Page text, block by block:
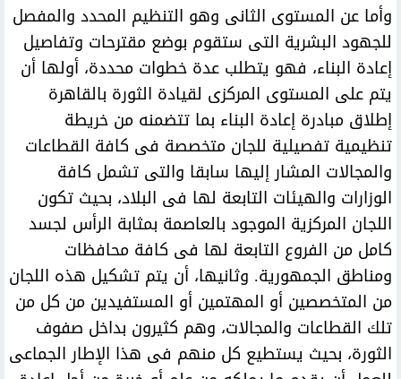
وأما عن المستوى الثانى وهو التنظيم المحدد والمفصل
للجهود البشرية التى ستقوم بوضع مقترحات وتفاصيل
إعادة البناء، فهو يتطلب عدة خطوات محددة، أولها أن
يتم على المستوى المركزى لقيادة الثورة بالقاهرة
إطلاق مبادرة إعادة البناء بما تتضمنه من خريطة
تنظيمية تفصيلية للجان متخصصة فى كافة القطاعات
والمجالات المشار إليها سابقا والتى تشمل كافة
الوزارات والهيئات التابعة لها فى البلاد، بحيث تكون
اللجان المركزية الموجود بالعاصمة بمثابة الرأس لجسد
كامل من الفروع التابعة لها فى كافة محافظات
ومناطق الجمهورية. وثانيها، أن يتم تشكيل هذه اللجان
من المتخصصين أو المهتمين أو المستفيدين من كل من
تلك القطاعات والمجالات، وهم كثيرون بداخل صفوف
الثورة، بحيث يستطيع كل منهم فى هذا الإطار الجماعى